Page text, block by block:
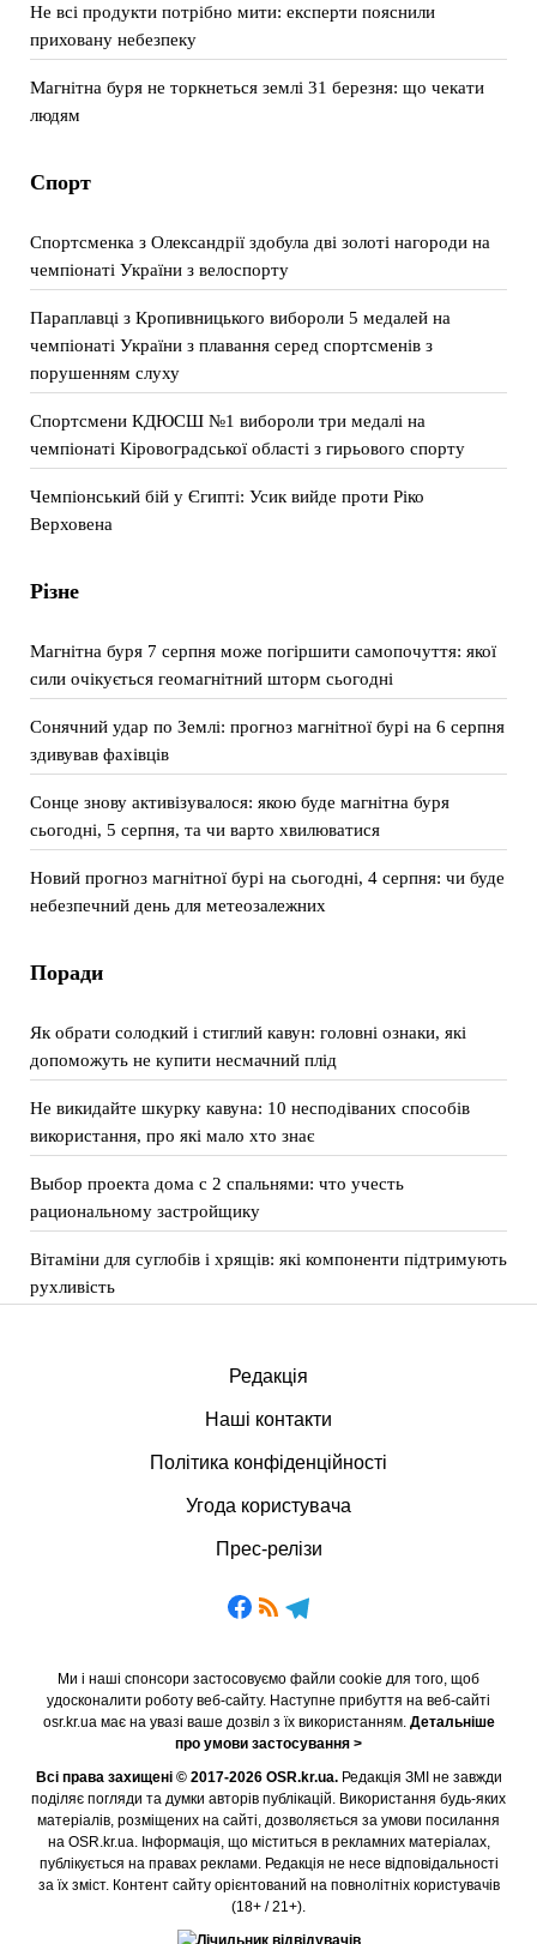
Не всі продукти потрібно мити: експерти пояснили
приховану небезпеку
Магнітна буря не торкнеться землі 31 березня: що чекати
людям
Спорт
Спортсменка з Олександрії здобула дві золоті нагороди на
чемпіонаті України з велоспорту
Параплавці з Кропивницького вибороли 5 медалей на
чемпіонаті України з плавання серед спортсменів з
порушенням слуху
Спортсмени КДЮСШ №1 вибороли три медалі на
чемпіонаті Кіровоградської області з гирьового спорту
Чемпіонський бій у Єгипті: Усик вийде проти Ріко
Верховена
Різне
Магнітна буря 7 серпня може погіршити самопочуття: якої
сили очікується геомагнітний шторм сьогодні
Сонячний удар по Землі: прогноз магнітної бурі на 6 серпня
здивував фахівців
Сонце знову активізувалося: якою буде магнітна буря
сьогодні, 5 серпня, та чи варто хвилюватися
Новий прогноз магнітної бурі на сьогодні, 4 серпня: чи буде
небезпечний день для метеозалежних
Поради
Як обрати солодкий і стиглий кавун: головні ознаки, які
допоможуть не купити несмачний плід
Не викидайте шкурку кавуна: 10 несподіваних способів
використання, про які мало хто знає
Выбор проекта дома с 2 спальнями: что учесть
рациональному застройщику
Вітаміни для суглобів і хрящів: які компоненти підтримують
рухливість
Редакція
Наші контакти
Політика конфіденційності
Угода користувача
Прес-релізи
Ми і наші спонсори застосовуємо файли cookie для того, щоб
удосконалити роботу веб-сайту. Наступне прибуття на веб-сайті
osr.kr.ua має на увазі ваше дозвіл з їх використанням. Детальніше
про умови застосування >
Всі права захищені © 2017-2026 OSR.kr.ua.Редакція ЗМІ не завжди
поділяє погляди та думки авторів публікацій. Використання будь-яких
матеріалів, розміщених на сайті, дозволяється за умови посилання
на OSR.kr.ua. Інформація, що міститься в рекламних матеріалах,
публікується на правах реклами. Редакція не несе відповідальності
за їх зміст. Контент сайту орієнтований на повнолітніх користувачів
(18+ / 21+).